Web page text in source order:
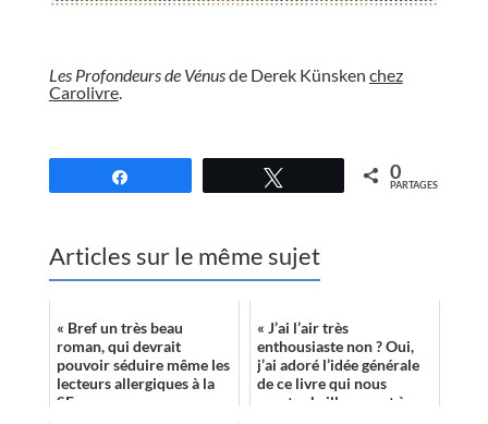
Les Profondeurs de Vénusde Derek Künsken chez
Carolivre.
0
PARTAGES
Articles sur le même sujet
« Bref un très beau
roman, qui devrait
pouvoir séduire même les
lecteurs allergiques à la
SF. »
« J’ai l’air très
enthousiaste non ? Oui,
j’ai adoré l’idée générale
de ce livre qui nous
montre brillamment à